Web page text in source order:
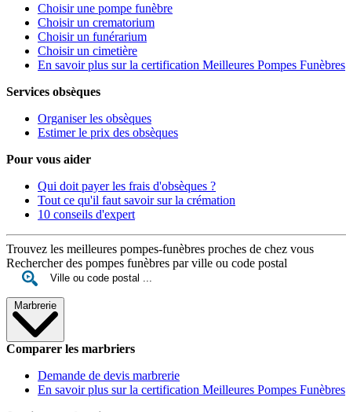
Choisir une pompe funèbre
Choisir un crematorium
Choisir un funérarium
Choisir un cimetière
En savoir plus sur la certification Meilleures Pompes Funèbres
Services obsèques
Organiser les obsèques
Estimer le prix des obsèques
Pour vous aider
Qui doit payer les frais d'obsèques ?
Tout ce qu'il faut savoir sur la crémation
10 conseils d'expert
Trouvez les meilleures pompes-funèbres proches de chez vous
Rechercher des pompes funèbres par ville ou code postal
Marbrerie
Comparer les marbriers
Demande de devis marbrerie
En savoir plus sur la certification Meilleures Pompes Funèbres